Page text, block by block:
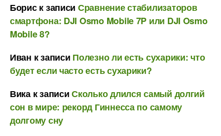
Бориск записи Сравнение стабилизаторов
смартфона: DJI Osmo Mobile 7P или DJI Osmo
Mobile 8?
Иван к записи Полезно ли есть сухарики: что
будет если часто есть сухарики?
Викак записиСколько длился самый долгий
сон в мире: рекорд Гиннесса по самому
долгому сну